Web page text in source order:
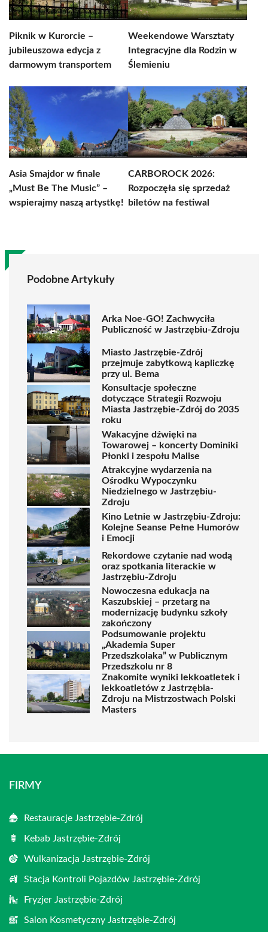
Piknik w Kurorcie –
jubileuszowa edycja z
darmowym transportem
Weekendowe Warsztaty
Integracyjne dla Rodzin w
Ślemieniu
Asia Smajdor w finale
„Must Be The Music” –
wspierajmy naszą artystkę!
CARBOROCK 2026:
Rozpoczęła się sprzedaż
biletów na festiwal
Podobne Artykuły
Arka Noe-GO! Zachwyciła
Publiczność w Jastrzębiu-Zdroju
Miasto Jastrzębie-Zdrój
przejmuje zabytkową kapliczkę
przy ul. Bema
Konsultacje społeczne
dotyczące Strategii Rozwoju
Miasta Jastrzębie-Zdrój do 2035
roku
Wakacyjne dźwięki na
Towarowej – koncerty Dominiki
Płonki i zespołu Malise
Atrakcyjne wydarzenia na
Ośrodku Wypoczynku
Niedzielnego w Jastrzębiu-
Zdroju
Kino Letnie w Jastrzębiu-Zdroju:
Kolejne Seanse Pełne Humorów
i Emocji
Rekordowe czytanie nad wodą
oraz spotkania literackie w
Jastrzębiu-Zdroju
Nowoczesna edukacja na
Kaszubskiej – przetarg na
modernizację budynku szkoły
zakończony
Podsumowanie projektu
„Akademia Super
Przedszkolaka” w Publicznym
Przedszkolu nr 8
Znakomite wyniki lekkoatletek i
lekkoatletów z Jastrzębia-
Zdroju na Mistrzostwach Polski
Masters
FIRMY
Restauracje Jastrzębie-Zdrój
Kebab Jastrzębie-Zdrój
Wulkanizacja Jastrzębie-Zdrój
Stacja Kontroli Pojazdów Jastrzębie-Zdrój
Fryzjer Jastrzębie-Zdrój
Salon Kosmetyczny Jastrzębie-Zdrój